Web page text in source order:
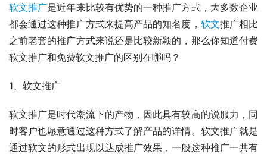
软文推广是近年来比较有优势的一种推广方式，大多数企业
都会通过这种推广方式来提高产品的知名度， 软文推广相比
之前老套的推广方式来说还是比较新颖的，那么你知道付费
软文推广和免费软文推广的区别在哪吗？
1、软文推广
软文推广是时代潮流下的产物，因此具有较高的说服力，同
时客户也愿意通过这种方式了解产品的详情。软文推广就是
通过软文的形式出现以达成推广效果，一般这种推广一共有